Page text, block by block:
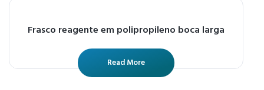
Frasco reagente em polipropileno boca larga
Read More